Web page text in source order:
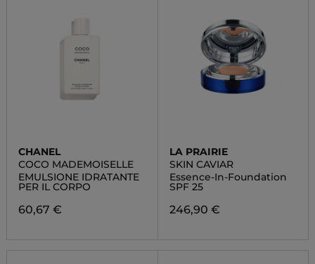
CHANEL
COCO MADEMOISELLE
EMULSIONE IDRATANTE
PER IL CORPO
60,67 €
LA PRAIRIE
SKIN CAVIAR
Essence-In-Foundation
SPF 25
246,90 €